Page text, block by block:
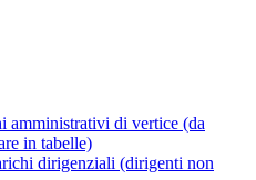
amministrativi di vertice (da
in tabelle)
dirigenziali (dirigenti non